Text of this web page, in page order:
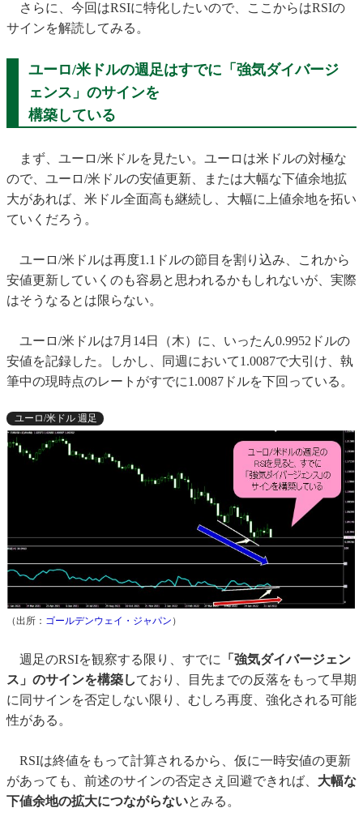
さらに、今回はRSIに特化したいので、ここからはRSIの
サインを解読してみる。
ユーロ/米ドルの週足はすでに 「強気ダイバージ
ェンス」のサインを
構築している
まず、ユーロ/米ドルを見たい。ユーロは米ドルの対極な
ので、ユーロ/米ドルの安値更新、または大幅な下値余地拡
大があれば、米ドル全面高も継続し、大幅に上値余地を拓い
ていくだろう。
ユーロ/米ドルは再度1.1ドルの節目を割り込み、これから
安値更新していくのも容易と思われるかもしれないが、実際
はそうなるとは限らない。
ユーロ/米ドルは7月14日（木）に、いったん0.9952ドルの
安値を記録した。しかし、同週において1.0087で大引け、執
筆中の現時点のレートがすでに1.0087ドルを下回っている。
ユーロ/米ドル 週足
（出所： ゴールデンウェイ・ジャパン ）
週足のRSIを観察する限り、すでに
「強気ダイバージェン
ス」のサインを構築しており、目先までの反落をもって早期
に同サインを否定しない限り、むしろ再度、強化される可能
性がある。
RSIは終値をもって計算されるから、仮に一時安値の更新
があっても、前述のサインの否定さえ回避できれば、 大幅な
下値余地の拡大につながらないとみる。